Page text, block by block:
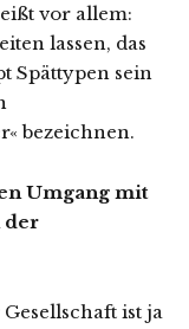
vor allem:
lassen, das
Spättypen sein
bezeichnen.
Umgang mit
der
ist ja